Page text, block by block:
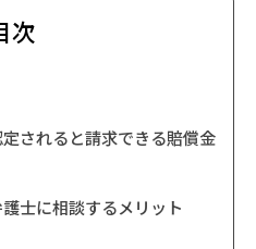
次
されると請求できる賠償金
士に相談するメリット